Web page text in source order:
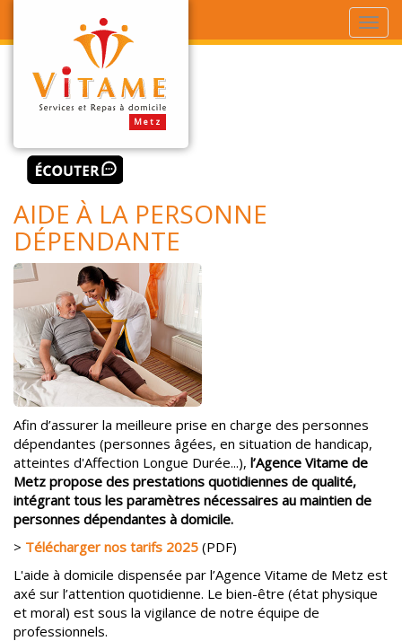
AIDE À LA PERSONNE
DÉPENDANTE
Afin d’assurer la meilleure prise en charge des personnes
dépendantes (personnes âgées, en situation de handicap,
atteintes d'Affection Longue Durée...), l’Agence Vitame de
Metz propose des prestations quotidiennes de qualité,
intégrant tous les paramètres nécessaires au maintien de
personnes dépendantes à domicile.
> Télécharger nos tarifs 2025 (PDF)
L'aide à domicile dispensée par l’Agence Vitame de Metz est
axé sur l’attention quotidienne. Le bien-être (état physique
et moral) est sous la vigilance de notre équipe de
professionnels.